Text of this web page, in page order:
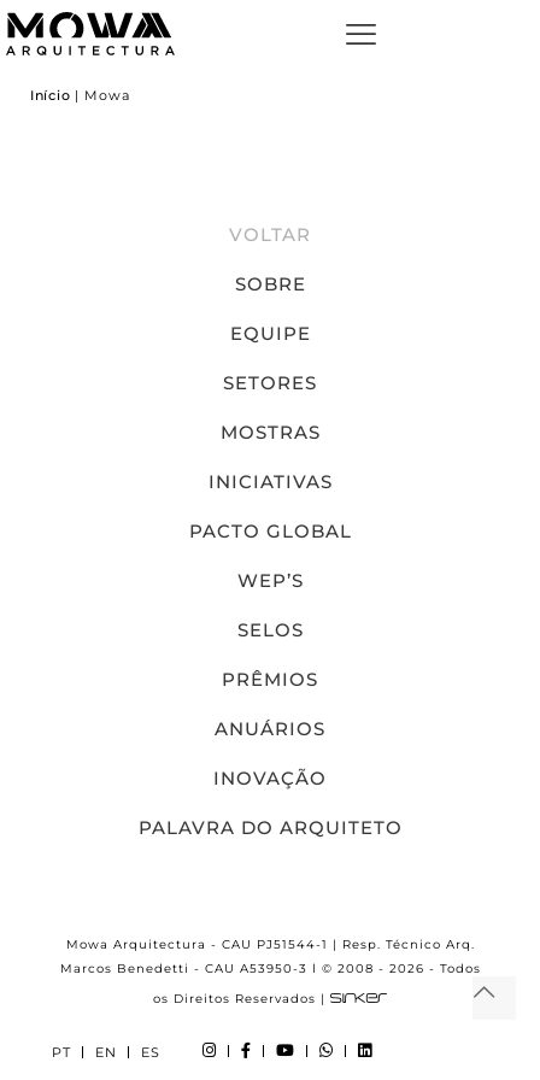
Início | Mowa
VOLTAR
SOBRE
EQUIPE
SETORES
MOSTRAS
INICIATIVAS
PACTO GLOBAL
WEP’S
SELOS
PRÊMIOS
ANUÁRIOS
INOVAÇÃO
PALAVRA DO ARQUITETO
Mowa Arquitectura - CAU PJ51544-1 | Resp. Técnico Arq.
Marcos Benedetti - CAU A53950-3 l © 2008 - 2026 - Todos
os Direitos Reservados |
PT EN ES